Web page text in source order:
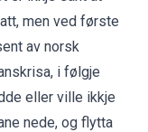
men ved første
av norsk
i følgje
eller ville ikkje
nede, og flytta